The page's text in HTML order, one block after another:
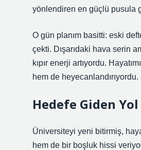
yönlendiren en güçlü pusula
O gün planım basitti: eski
çekti. Dışarıdaki hava serin
kıpır enerji artıyordu.
hem de heyecanlandırıyordu.
Hedefe Giden Yol
Üniversiteyi yeni bitirmiş,
hem de bir boşluk hissi